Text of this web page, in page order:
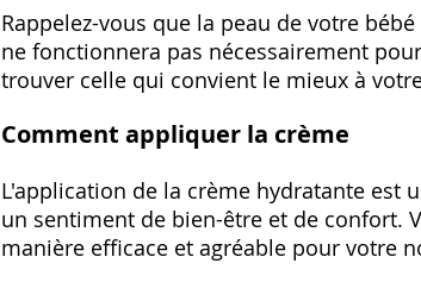
Rappelez-vous que la peau de votre
ne fonctionnera pas nécessairement
trouver celle qui convient le mieux à
Comment appliquer la crème
L'application de la crème hydratante
un sentiment de bien-être et de confort.
manière efficace et agréable pour votre